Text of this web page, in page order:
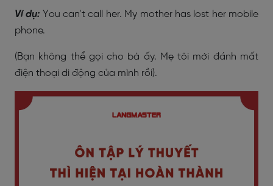
Ví dụ: You can’t call her. My mother has lost her mobile
phone.
(Bạn không thể gọi cho bà ấy. Mẹ tôi mới đánh mất
điện thoại di động của mình rồi).